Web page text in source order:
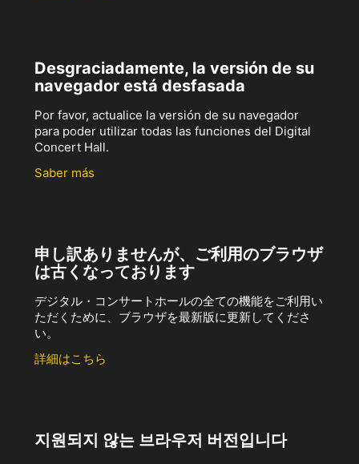
Desgraciadamente, la versión de su
navegador está desfasada
Por favor, actualice la versión de su navegador
para poder utilizar todas las funciones del Digital
Concert Hall.
Saber más
申し訳ありませんが、ご利用のブラウザ
は古くなっております
デジタル・コンサートホールの全ての機能をご利用い
ただくために、ブラウザを最新版に更新してくださ
い。
詳細はこちら
지원되지 않는 브라우저 버전입니다